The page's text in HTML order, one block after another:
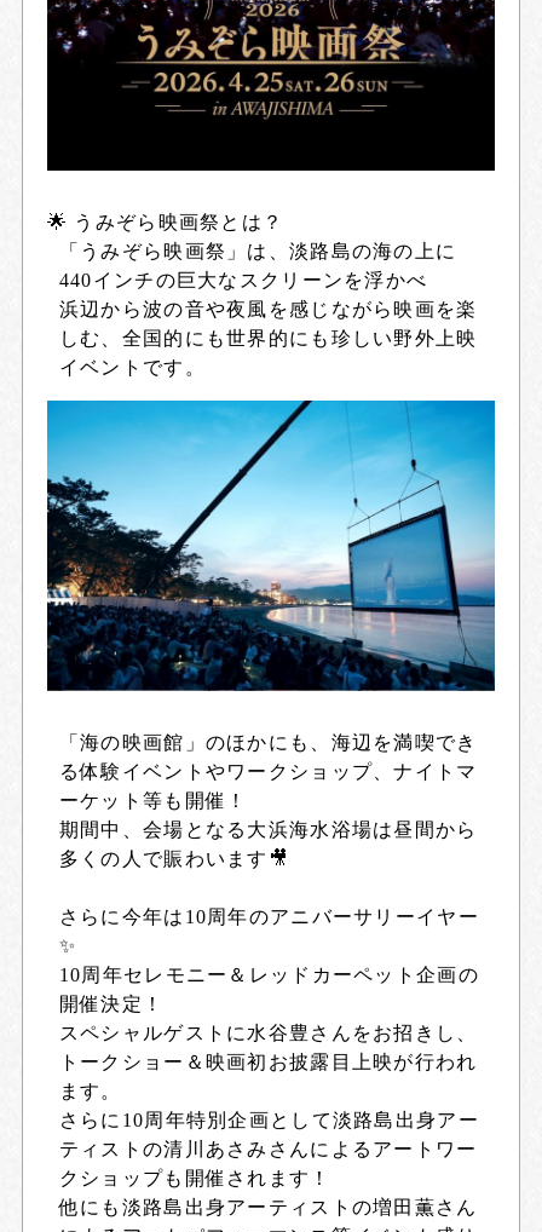
🌟 うみぞら映画祭とは？
「うみぞら映画祭」は、淡路島の海の上に
440インチの巨大なスクリーンを浮かべ
浜辺から波の音や夜風を感じながら映画を楽
しむ、全国的にも世界的にも珍しい野外上映
イベントです。
「海の映画館」のほかにも、海辺を満喫でき
る体験イベントやワークショップ、ナイトマ
ーケット等も開催！
期間中、会場となる大浜海水浴場は昼間から
多くの人で賑わいます🎥
さらに今年は10周年のアニバーサリーイヤー
✨
10周年セレモニー＆レッドカーペット企画の
開催決定！
スペシャルゲストに水谷豊さんをお招きし、
トークショー＆映画初お披露目上映が行われ
ます。
さらに10周年特別企画として淡路島出身アー
ティストの清川あさみさんによるアートワー
クショップも開催されます！
他にも淡路島出身アーティストの増田薫さん